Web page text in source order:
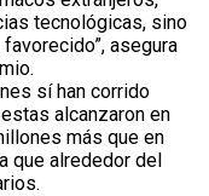
tecnológicas, sino
asegura
sí han corrido
alcanzaron en
más que en
que alrededor del